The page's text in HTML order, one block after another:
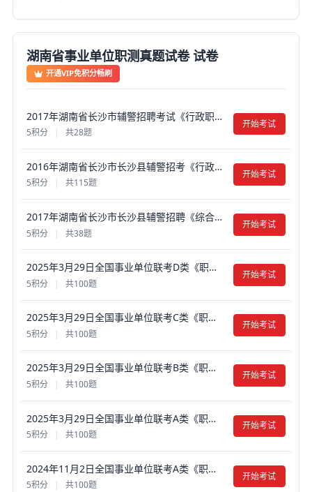
湖南省事业单位职测真题试卷 试卷
开通VIP免积分畅刷
2017年湖南省长沙市辅警招聘考试《行政职业能力测试》真题试卷及答案【含解析】
5积分 | 共28题
开始考试
2016年湖南省长沙市长沙县辅警招考《行政能力测试》真题试卷及答案【含解析】
5积分 共115题
开始考试
2017年湖南省长沙市长沙县辅警招聘《综合知识》真题试卷及答案【含解析】
5积分 | 共38题
开始考试
2025年3月29日全国事业单位联考D类《职业能力倾向测验》笔试真题试卷及答案【含解析】（广西/贵州/海南/黑龙江/湖北/吉林/宁夏/山西/新疆/云南/辽宁/重庆/内蒙古/湖南/陕西/安徽）
5积分 | 共100题
开始考试
2025年3月29日全国事业单位联考C类《职业能力倾向测验》笔试真题试卷及答案【含解析】（广西/贵州/海南/黑龙江/湖北/吉林/江西/宁夏/山西/新疆/云南/辽宁/重庆/青海/内蒙古/湖南/安徽）
5积分 | 共100题
开始考试
2025年3月29日全国事业单位联考B类《职业能力倾向测验》笔试真题试卷及答案【含解析】（广西/贵州/海南/黑龙江/湖北/吉林/江西/宁夏/山西/新疆/云南/辽宁/重庆/青海/内蒙古/湖南/安徽）
5积分 | 共100题
开始考试
2025年3月29日全国事业单位联考A类《职业能力倾向测验》笔试真题试卷及答案【含解析】（广西/贵州/海南/黑龙江/湖北/吉林/江西/宁夏/山西/上海/新疆/云南/辽宁/重庆/青海/内蒙古/湖南/陕西/安徽/河北）
5积分 | 共100题
开始考试
2024年11月2日全国事业单位联考A类《职业能力倾向测验》笔试真题试卷及答案【含解析】（黑龙江/云南/甘肃/吉林/海南/四川/天津/辽宁/湖北/新疆/重庆/安徽/青海/湖南）
5积分 | 共100题
开始考试